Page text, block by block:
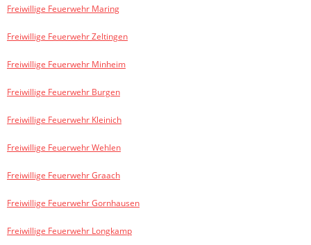
Freiwillige Feuerwehr Maring
Freiwillige Feuerwehr Zeltingen
Freiwillige Feuerwehr Minheim
Freiwillige Feuerwehr Burgen
Freiwillige Feuerwehr Kleinich
Freiwillige Feuerwehr Wehlen
Freiwillige Feuerwehr Graach
Freiwillige Feuerwehr Gornhausen
Freiwillige Feuerwehr Longkamp